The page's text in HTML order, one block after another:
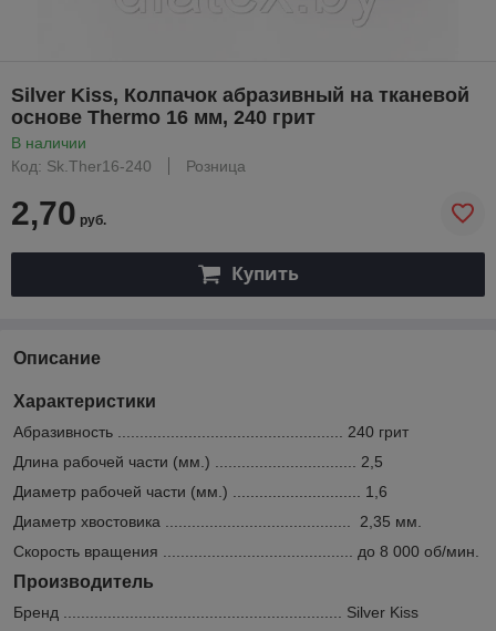
Silver Kiss, Колпачок абразивный на тканевой
основе Thermo 16 мм, 240 грит
В наличии
Код: Sk.Ther16-240
Розница
2,70 руб.
Купить
Описание
Характеристики
Абразивность ................................................... 240 грит
Длина рабочей части (мм.) ................................ 2,5
Диаметр рабочей части (мм.) ............................. 1,6
Диаметр хвостовика .......................................... 2,35 мм.
Скорость вращения ........................................... до 8 000 об/мин.
Производитель
Бренд ............................................................... Silver Kiss